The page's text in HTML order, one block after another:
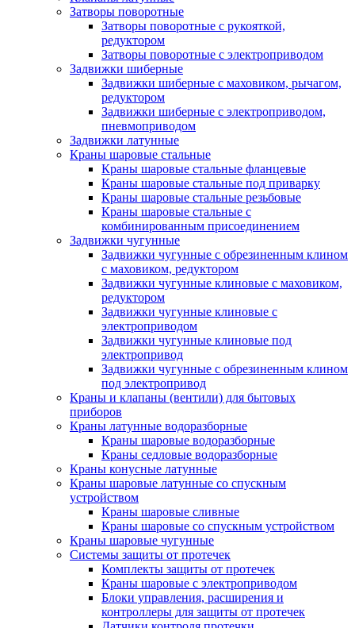
Затворы поворотные
Затворы поворотные с рукояткой,
редуктором
Затворы поворотные с электроприводом
Задвижки шиберные
Задвижки шиберные с маховиком, рычагом,
редуктором
Задвижки шиберные с электроприводом,
пневмоприводом
Задвижки латунные
Краны шаровые стальные
Краны шаровые стальные фланцевые
Краны шаровые стальные под приварку
Краны шаровые стальные резьбовые
Краны шаровые стальные с
комбинированным присоединением
Задвижки чугунные
Задвижки чугунные с обрезиненным клином
с маховиком, редуктором
Задвижки чугунные клиновые с маховиком,
редуктором
Задвижки чугунные клиновые с
электроприводом
Задвижки чугунные клиновые под
электропривод
Задвижки чугунные с обрезиненным клином
под электропривод
Краны и клапаны (вентили) для бытовых
приборов
Краны латунные водоразборные
Краны шаровые водоразборные
Краны седловые водоразборные
Краны конусные латунные
Краны шаровые латунные со спускным
устройством
Краны шаровые сливные
Краны шаровые со спускным устройством
Краны шаровые чугунные
Системы защиты от протечек
Комплекты защиты от протечек
Краны шаровые с электроприводом
Блоки управления, расширения и
контроллеры для защиты от протечек